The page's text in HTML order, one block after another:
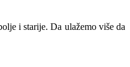
i starije. Da ulažemo više da